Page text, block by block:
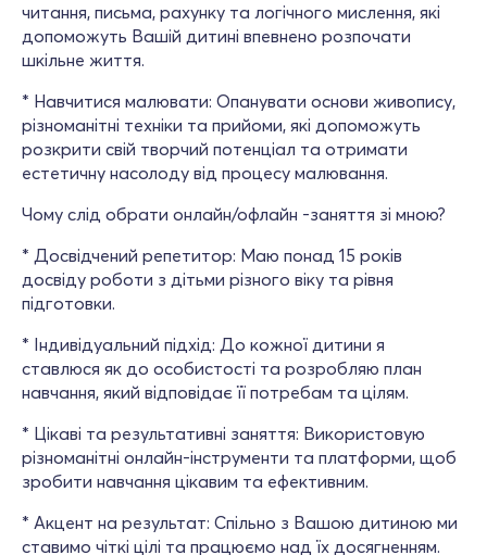
читання, письма, рахунку та логічного мислення, які
допоможуть Вашій дитині впевнено розпочати
шкільне життя.
* Навчитися малювати: Опанувати основи живопису,
різноманітні техніки та прийоми, які допоможуть
розкрити свій творчий потенціал та отримати
естетичну насолоду від процесу малювання.
Чому слід обрати онлайн/офлайн -заняття зі мною?
* Досвідчений репетитор: Маю понад 15 років
досвіду роботи з дітьми різного віку та рівня
підготовки.
* Індивідуальний підхід: До кожної дитини я
ставлюся як до особистості та розробляю план
навчання, який відповідає її потребам та цілям.
* Цікаві та результативні заняття: Використовую
різноманітні онлайн-інструменти та платформи, щоб
зробити навчання цікавим та ефективним.
* Акцент на результат: Спільно з Вашою дитиною ми
ставимо чіткі цілі та працюємо над їх досягненням.